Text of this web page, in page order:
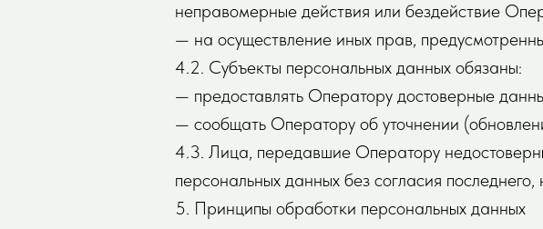
неправомерные действия или бездействие
— на осуществление иных прав,
4.2. Субъекты персональных данных обязаны:
— предоставлять Оператору достоверные
— сообщать Оператору об уточнении
4.3. Лица, передавшие Оператору
персональных данных без согласия последнего,
5. Принципы обработки персональных данных